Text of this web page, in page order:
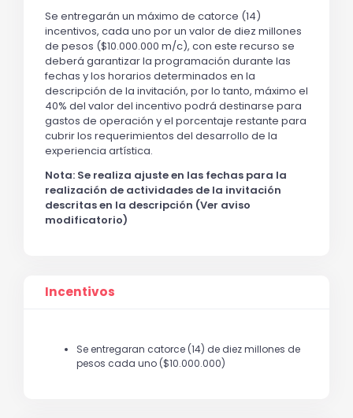
Se entregarán un máximo de catorce (14)
incentivos, cada uno por un valor de diez millones
de pesos ($10.000.000 m/c), con este recurso se
deberá garantizar la programación durante las
fechas y los horarios determinados en la
descripción de la invitación, por lo tanto, máximo el
40% del valor del incentivo podrá destinarse para
gastos de operación y el porcentaje restante para
cubrir los requerimientos del desarrollo de la
experiencia artística.
Nota: Se realiza ajuste en las fechas para la
realización de actividades de la invitación
descritas en la descripción (Ver aviso
modificatorio)
Incentivos
Se entregaran catorce (14) de diez millones de
pesos cada uno ($10.000.000)